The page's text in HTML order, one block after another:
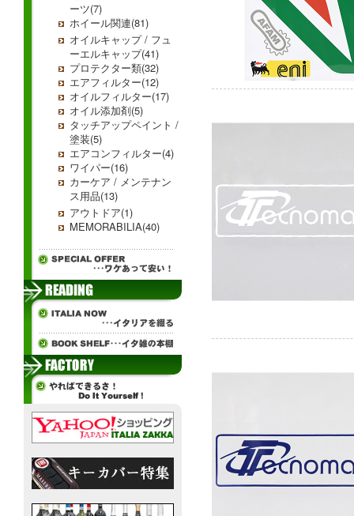
ーツ(7)
ホイール関連(81)
オイルキャップ / フュ
ーエルキャップ(41)
プロテクター類(32)
エアフィルター(12)
オイルフィルター(17)
オイル添加剤(5)
タッチアップペイント /
塗装(5)
エアコンフィルター(4)
ワイパー(16)
カーケア / メンテナン
ス用品(13)
アウトドア(1)
MEMORABILIA(40)